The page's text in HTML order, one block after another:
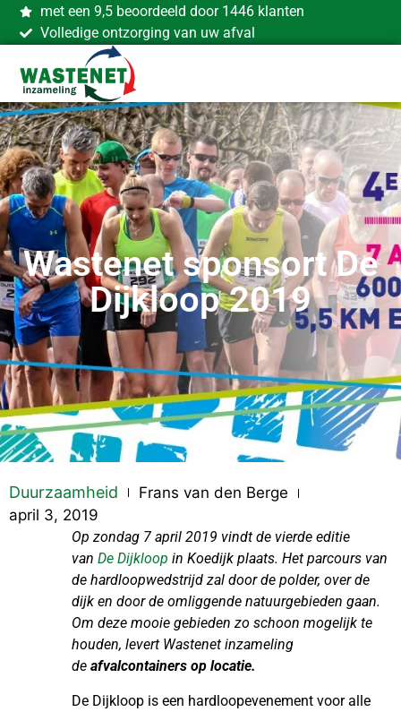
met een 9,5 beoordeeld door 1446 klanten
Volledige ontzorging van uw afval
Wastenet sponsort De
Dijkloop 2019
Duurzaamheid
Frans van den Berge
april 3, 2019
Op zondag 7 april 2019 vindt de vierde editie
van De Dijkloop in Koedijk plaats. Het parcours van
de hardloopwedstrijd zal door de polder, over de
dijk en door de omliggende natuurgebieden gaan.
Om deze mooie gebieden zo schoon mogelijk te
houden, levert Wastenet inzameling
de afvalcontainers op locatie.
De Dijkloop is een hardloopevenement voor alle